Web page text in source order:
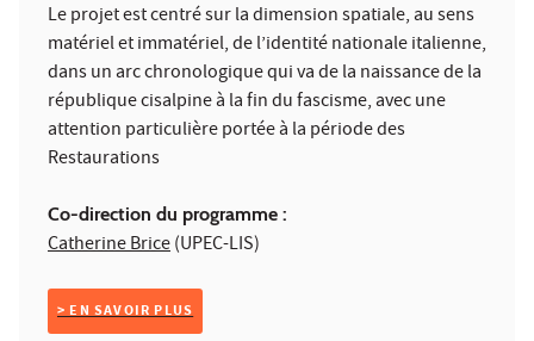
Le projet est centré sur la dimension spatiale, au sens
matériel et immatériel, de l’identité nationale italienne,
dans un arc chronologique qui va de la naissance de la
république cisalpine à la fin du fascisme, avec une
attention particulière portée à la période des
Restaurations
Co-direction du programme :
Catherine Brice(UPEC-LIS)
> EN SAVOIR PLUS